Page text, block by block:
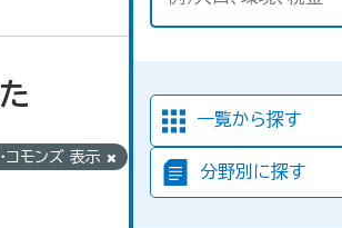
一覧から探す
分野別に探す
コモンズ 表示 グルー